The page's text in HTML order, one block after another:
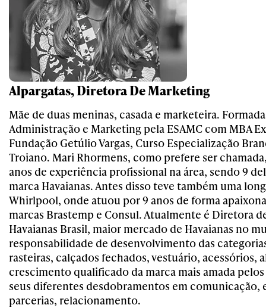
Alpargatas, Diretora De Marketing
Mãe de duas meninas, casada e marketeira.
Administração e Marketing pela ESAMC com MBA
Fundação Getúlio Vargas, Curso Especialização
Troiano. Mari Rhormens, como prefere ser
anos de experiência profissional na área, sendo 9
marca Havaianas. Antes disso teve também uma
Whirlpool, onde atuou por 9 anos de forma
marcas Brastemp e Consul. Atualmente é Diretora
Havaianas Brasil, maior mercado de Havaianas no
responsabilidade de desenvolvimento das
rasteiras, calçados fechados, vestuário, acessórios,
crescimento qualificado da marca mais amada
seus diferentes desdobramentos em comunicação,
parcerias, relacionamento.